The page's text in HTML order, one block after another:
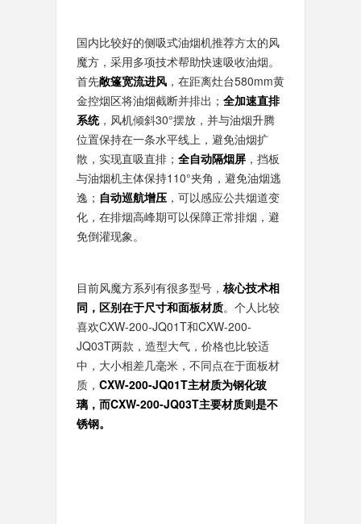
国内比较好的侧吸式油烟机推荐方太的风
魔方，采用多项技术帮助快速吸收油烟。
首先敞篷宽流进风，在距离灶台580mm黄
金控烟区将油烟截断并排出； 全加速直排
系统，风机倾斜30°摆放，并与油烟升腾
位置保持在一条水平线上，避免油烟扩
散，实现直吸直排； 全自动隔烟屏，挡板
与油烟机主体保持110°夹角，避免油烟逃
逸； 自动巡航增压，可以感应公共烟道变
化，在排烟高峰期可以保障正常排烟，避
免倒灌现象。
目前风魔方系列有很多型号， 核心技术相
同，区别在于尺寸和面板材质。个人比较
喜欢CXW-200-JQ01T和CXW-200-
JQ03T两款，造型大气，价格也比较适
中，大小相差几毫米，不同点在于面板材
质， CXW-200-JQ01T主材质为钢化玻
璃，而CXW-200-JQ03T主要材质则是不
锈钢。